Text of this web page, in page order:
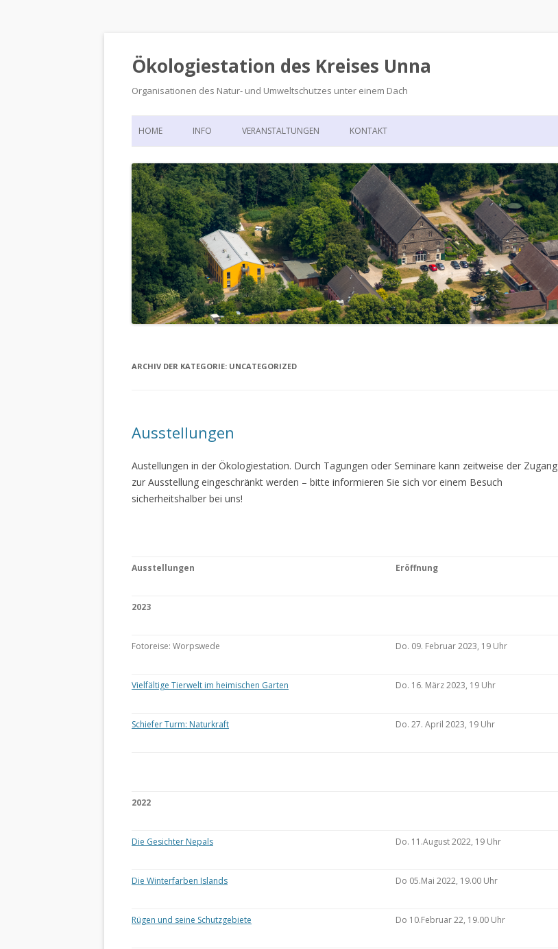
Ökologiestation des Kreises Unna
Organisationen des Natur- und Umweltschutzes unter einem Dach
Zum
HOME INFO
DIE ÖKOLOGIESTATION – FAST
900 JAHRE VORGESCHICHTE
VERANSTALTUNGEN KONTAKT
ARCHIV DER KATEGORIE: UNCATEGORIZED
Ausstellungen
Austellungen in der Ökologiestation. Durch Tagungen oder Seminare kann zeitweise der Zugang
zur Ausstellung eingeschränkt werden – bitte informieren Sie sich vor einem Besuch
sicherheitshalber bei uns!
Ausstellungen Eröffnung
2023
Fotoreise: Worpswede Do. 09. Februar 2023, 19 Uhr
Vielfältige Tierwelt im heimischen Garten Do. 16. März 2023, 19 Uhr
Schiefer Turm: Naturkraft Do. 27. April 2023, 19 Uhr
2022
Die Gesichter Nepals Do. 11.August 2022, 19 Uhr
Die Winterfarben Islands Do 05.Mai 2022, 19.00 Uhr
Rügen und seine Schutzgebiete Do 10.Februar 22, 19.00 Uhr